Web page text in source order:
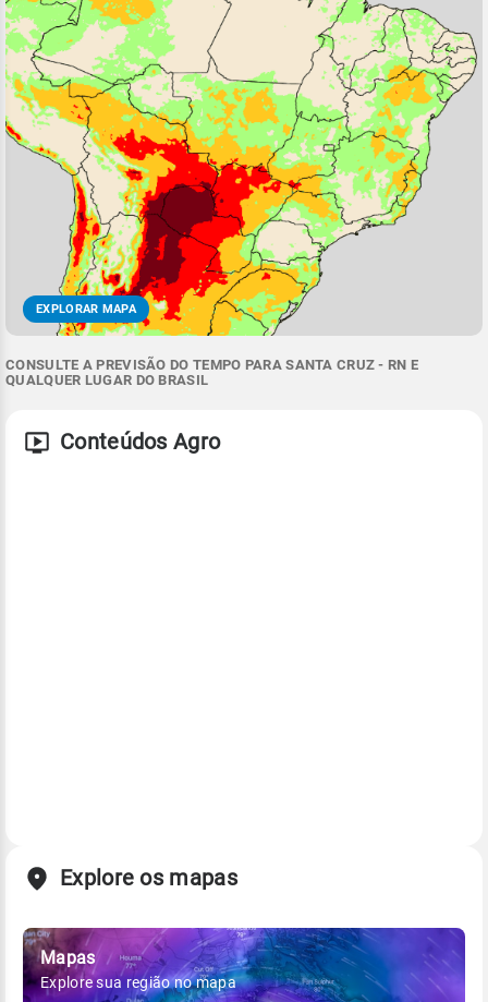
EXPLORAR MAPA
CONSULTE A PREVISÃO DO TEMPO PARA SANTA CRUZ - RN E
QUALQUER LUGAR DO BRASIL
Conteúdos Agro
Explore os mapas
Mapas
Explore sua região no mapa